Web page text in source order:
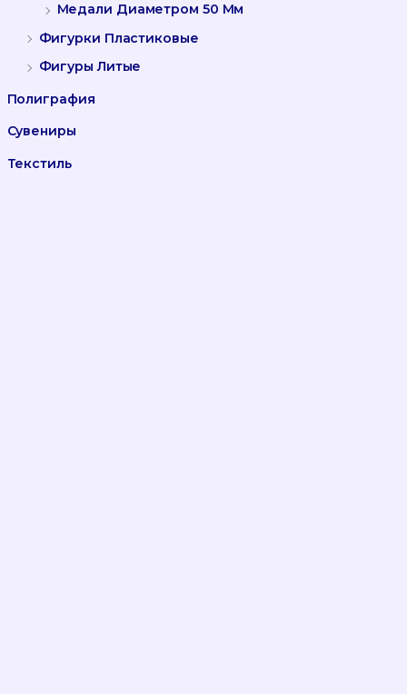
Медали Диаметром 50 Мм
Фигурки Пластиковые
Фигуры Литые
Полиграфия
Сувениры
Текстиль